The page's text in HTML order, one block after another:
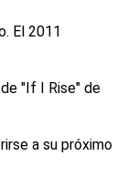
El 2011
"If I Rise" de
a su próximo